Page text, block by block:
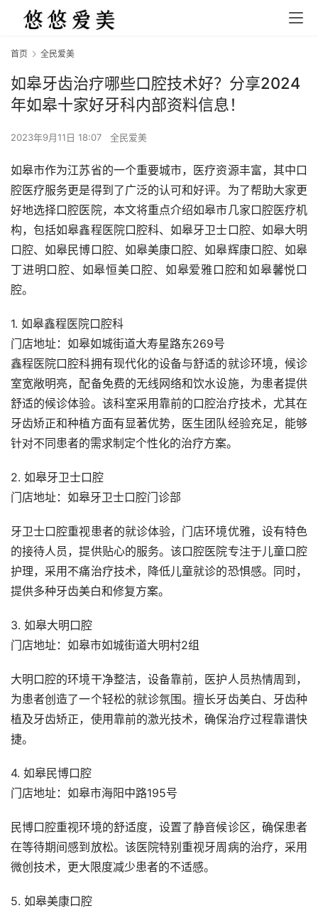
首页 全民爱美
如皋牙齿治疗哪些口腔技术好？分享2024
年如皋十家好牙科内部资料信息！
2023年9月11日 18:07 全民爱美
如皋市作为江苏省的一个重要城市，医疗资源丰富，其中口
腔医疗服务更是得到了广泛的认可和好评。为了帮助大家更
好地选择口腔医院，本文将重点介绍如皋市几家口腔医疗机
构，包括如皋鑫程医院口腔科、如皋牙卫士口腔、如皋大明
口腔、如皋民博口腔、如皋美康口腔、如皋辉康口腔、如皋
丁进明口腔、如皋恒美口腔、如皋爱雅口腔和如皋馨悦口
腔。
1. 如皋鑫程医院口腔科
门店地址：如皋如城街道大寿星路东269号
鑫程医院口腔科拥有现代化的设备与舒适的就诊环境，候诊
室宽敞明亮，配备免费的无线网络和饮水设施，为患者提供
舒适的候诊体验。该科室采用靠前的口腔治疗技术，尤其在
牙齿矫正和种植方面有显著优势，医生团队经验充足，能够
针对不同患者的需求制定个性化的治疗方案。
2. 如皋牙卫士口腔
门店地址：如皋牙卫士口腔门诊部
牙卫士口腔重视患者的就诊体验，门店环境优雅，设有特色
的接待人员，提供贴心的服务。该口腔医院专注于儿童口腔
护理，采用不痛治疗技术，降低儿童就诊的恐惧感。同时，
提供多种牙齿美白和修复方案。
3. 如皋大明口腔
门店地址：如皋市如城街道大明村2组
大明口腔的环境干净整洁，设备靠前，医护人员热情周到，
为患者创造了一个轻松的就诊氛围。擅长牙齿美白、牙齿种
植及牙齿矫正，使用靠前的激光技术，确保治疗过程靠谱快
捷。
4. 如皋民博口腔
门店地址：如皋市海阳中路195号
民博口腔重视环境的舒适度，设置了静音候诊区，确保患者
在等待期间感到放松。该医院特别重视牙周病的治疗，采用
微创技术，更大限度减少患者的不适感。
5. 如皋美康口腔